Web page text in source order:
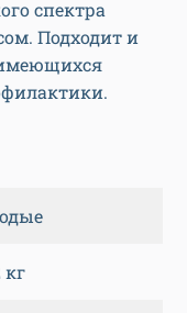
спектра
Подходит и
кг